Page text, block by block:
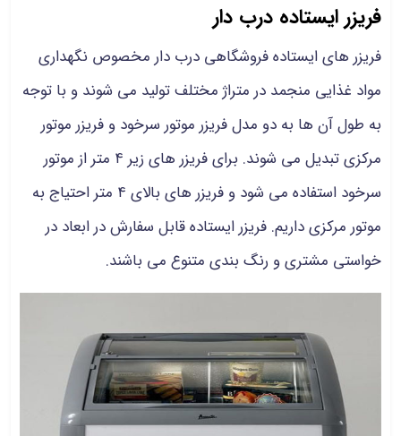
فریزر ایستاده درب دار
فریزر های ایستاده فروشگاهی درب دار مخصوص نگهداری
مواد غذایی منجمد در متراژ مختلف تولید می شوند و با توجه
به طول آن ها به دو مدل فریزر موتور سرخود و فریزر موتور
مرکزی تبدیل می شوند. برای فریزر های زیر ۴ متر از موتور
سرخود استفاده می شود و فریزر های بالای ۴ متر احتیاج به
موتور مرکزی داریم‌. فریزر ایستاده قابل سفارش در ابعاد در
خواستی مشتری و رنگ بندی متنوع می باشند.